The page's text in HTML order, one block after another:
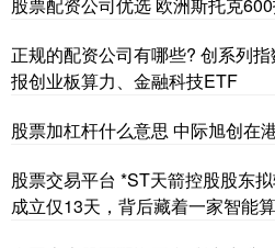
正规的配资公司有哪些? 创系列
报创业板算力、金融科技ETF
股票加杠杆什么意思 中际旭创在
股票交易平台 *ST天箭控股股东
成立仅13天，背后藏着一家智能